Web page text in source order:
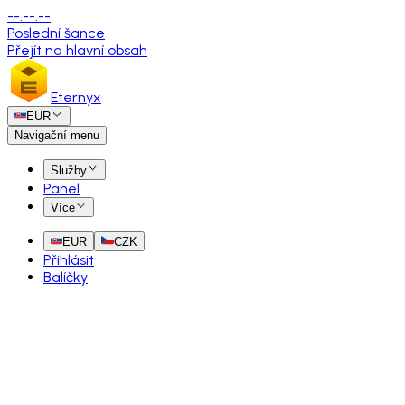
--:--:--
Poslední šance
Přejít na hlavní obsah
Eternyx
EUR
Navigační menu
Služby
Panel
Více
EUR CZK
Přihlásit
Balíčky